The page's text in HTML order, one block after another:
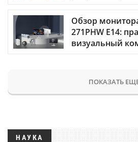
Обзор
271PHW E14:
визуальный
ПОКАЗАТЬ
НАУКА